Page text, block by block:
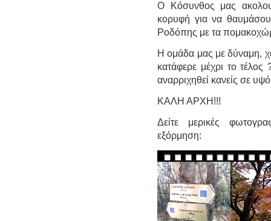
Ο Κόσυνθος μας
κορυφή για να
Ροδόπης με τα
Η ομάδα μας με δύναμη,
κατάφερε μέχρι το τέλος
αναρριχηθεί κανείς σε
ΚΑΛΗ ΑΡΧΗ!!!
Δείτε μερικές
εξόρμηση: